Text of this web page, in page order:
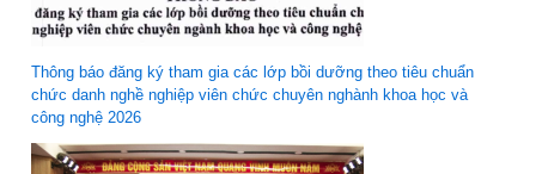
Thông báo đăng ký tham gia các lớp bồi dưỡng theo tiêu chuẩn
chức danh nghề nghiệp viên chức chuyên nghành khoa học và
công nghệ 2026